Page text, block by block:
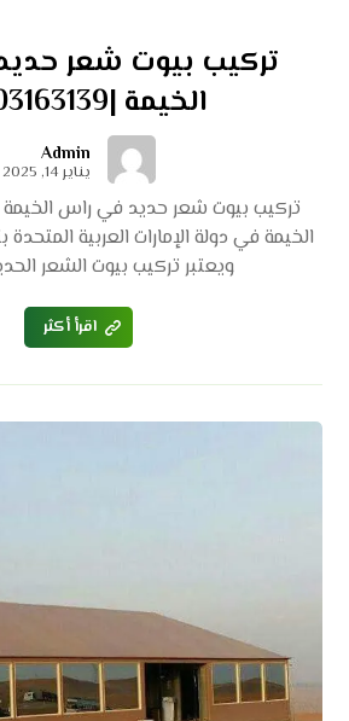
تركيب بيوت شعر
الخيمة |0503163139|
Admin
يناير 14, 2025
تركيب بيوت شعر حديد في راس
الخيمة في دولة الإمارات العربية المتحدة
ويعتبر تركيب بيوت الشعر
اقرأ أكثر